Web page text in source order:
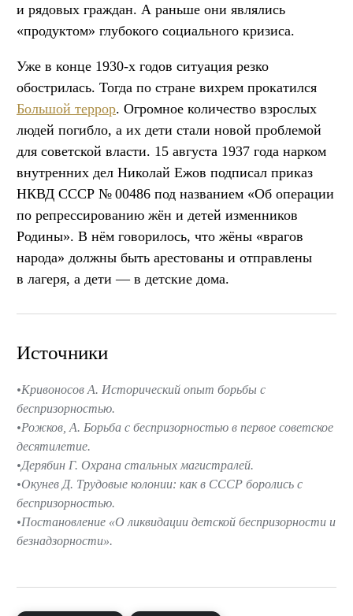
и рядовых граждан. А раньше они являлись
«продуктом» глубокого социального кризиса.
Уже в конце 1930-х годов ситуация резко
обострилась. Тогда по стране вихрем прокатился
Большой террор. Огромное количество взрослых
людей погибло, а их дети стали новой проблемой
для советской власти. 15 августа 1937 года нарком
внутренних дел Николай Ежов подписал приказ
НКВД СССР № 00486 под названием «Об операции
по репрессированию жён и детей изменников
Родины». В нём говорилось, что жёны «врагов
народа» должны быть арестованы и отправлены
в лагеря, а дети — в детские дома.
Источники
Кривоносов А. Исторический опыт борьбы с
беспризорностью.
Рожков, А. Борьба с беспризорностью в первое советское
десятилетие.
Дерябин Г. Охрана стальных магистралей.
Окунев Д. Трудовые колонии: как в СССР боролись с
беспризорностью.
Постановление «О ликвидации детской беспризорности и
безнадзорности».